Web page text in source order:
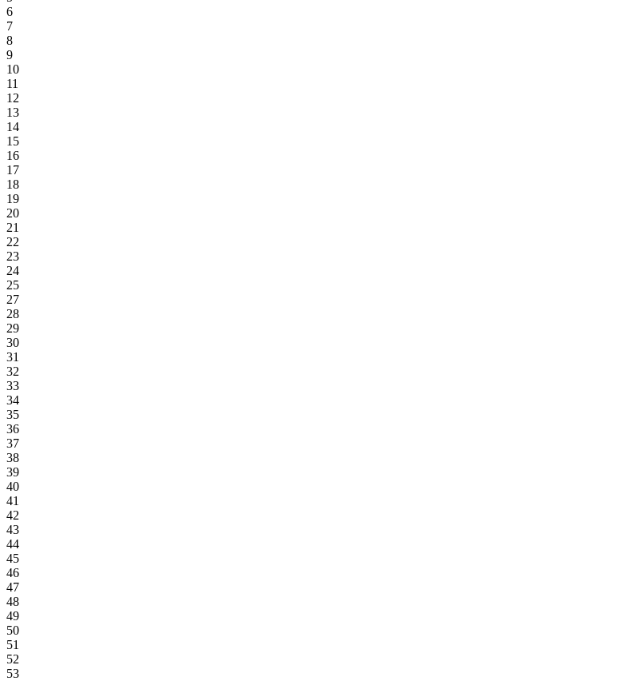
6
7
8
9
10
11
12
13
14
15
16
17
18
19
20
21
22
23
24
25
27
28
29
30
31
32
33
34
35
36
37
38
39
40
41
42
43
44
45
46
47
48
49
50
51
52
53